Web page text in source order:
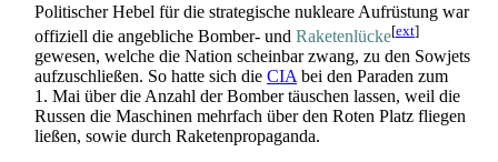
Politischer Hebel für die strategische nukleare Aufrüstung war
offiziell die angebliche Bomber- und Raketen­lücke[ext]
gewesen, welche die Nation scheinbar zwang, zu den Sowjets
aufzuschließen. So hatte sich die CIA bei den Paraden zum
1. Mai über die Anzahl der Bomber täuschen lassen, weil die
Russen die Maschinen mehrfach über den Roten Platz fliegen
ließen, sowie durch Raketen­propaganda.